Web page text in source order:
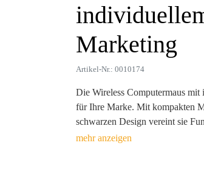
Marketing
Artikel-Nr.: 0010174
Die Wireless Computermaus
für Ihre Marke. Mit kompakten
schwarzen Design vereint sie
Ladefunktion und einer